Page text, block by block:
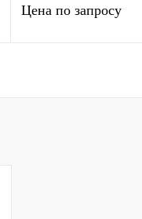
Цена по запросу